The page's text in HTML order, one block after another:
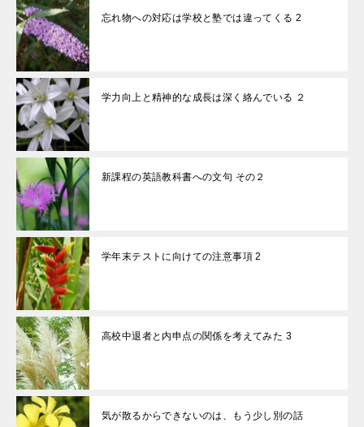
忘れ物への対応は学校と塾では違ってくる 2
学力向上と精神的な成長は深く絡んでいる ２
新課程の英語教科書への文句 その２
学年末テストに向けての注意事項 2
高校中退者と内申点の関係を考えてみた 3
気が散るからできないのは、もう少し別の話